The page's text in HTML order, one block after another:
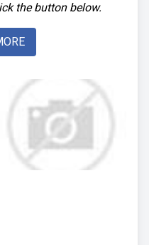
the button below.